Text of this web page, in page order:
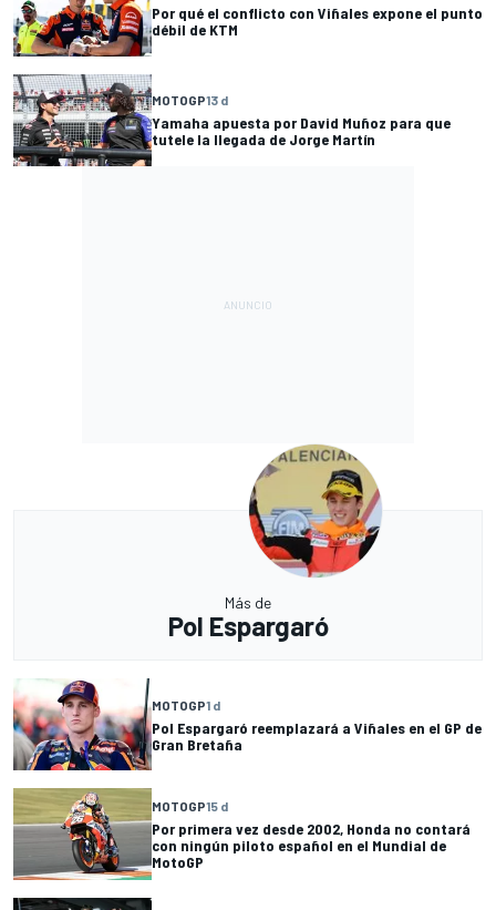
Por qué el conflicto con Viñales expone el punto
débil de KTM
MOTOGP13 d
Yamaha apuesta por David Muñoz para que
tutele la llegada de Jorge Martín
Más de
Pol Espargaró
MOTOGP1 d
Pol Espargaró reemplazará a Viñales en el GP de
Gran Bretaña
MOTOGP15 d
Por primera vez desde 2002, Honda no contará
con ningún piloto español en el Mundial de
MotoGP